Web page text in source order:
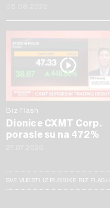
Biz Flash
Dionice CXMT Corp.
porasle su na 472%
SVE VIJESTI IZ RUBRIKE BIZ FLASH